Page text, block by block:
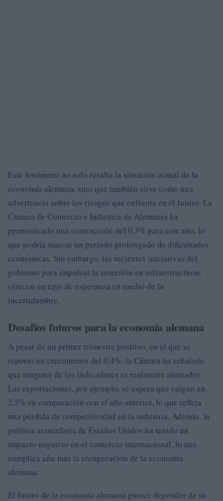
Este fenómeno no solo resalta la situación actual de la
economía alemana, sino que también sirve como una
advertencia sobre los riesgos que enfrenta en el futuro. La
Cámara de Comercio e Industria de Alemania ha
pronosticado una contracción del 0,3% para este año, lo
que podría marcar un período prolongado de dificultades
económicas. Sin embargo, las recientes iniciativas del
gobierno para impulsar la inversión en infraestructuras
ofrecen un rayo de esperanza en medio de la
incertidumbre.
Desafíos futuros para la economía alemana
A pesar de un primer trimestre positivo, en el que se
reportó un crecimiento del 0,4%, la Cámara ha señalado
que ninguno de los indicadores es realmente alentador.
Las exportaciones, por ejemplo, se espera que caigan un
2,5% en comparación con el año anterior, lo que refleja
una pérdida de competitividad en la industria. Además, la
política arancelaria de Estados Unidos ha tenido un
impacto negativo en el comercio internacional, lo que
complica aún más la recuperación de la economía
alemana.
El futuro de la economía alemana parece depender de su